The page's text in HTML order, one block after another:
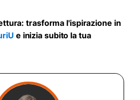
trasforma l'ispirazione in
e inizia subito la tua